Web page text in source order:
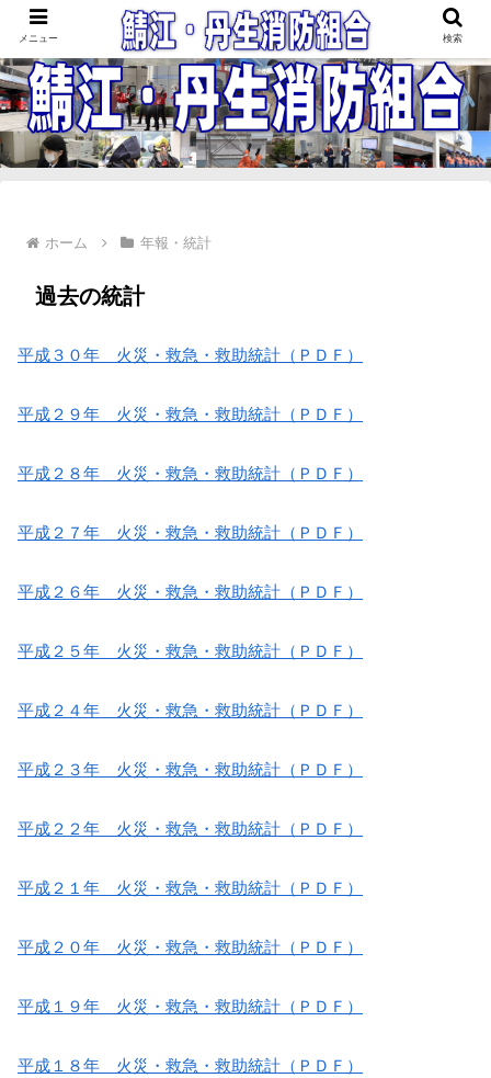
鯖江・丹生消防組合
ホーム 年報・統計
過去の統計
平成３０年 火災・救急・救助統計（ＰＤＦ）
平成２９年 火災・救急・救助統計（ＰＤＦ）
平成２８年 火災・救急・救助統計（ＰＤＦ）
平成２７年 火災・救急・救助統計（ＰＤＦ）
平成２６年 火災・救急・救助統計（ＰＤＦ）
平成２５年 火災・救急・救助統計（ＰＤＦ）
平成２４年 火災・救急・救助統計（ＰＤＦ）
平成２３年 火災・救急・救助統計（ＰＤＦ）
平成２２年 火災・救急・救助統計（ＰＤＦ）
平成２１年 火災・救急・救助統計（ＰＤＦ）
平成２０年 火災・救急・救助統計（ＰＤＦ）
平成１９年 火災・救急・救助統計（ＰＤＦ）
平成１８年 火災・救急・救助統計（ＰＤＦ）
メニュー 検索